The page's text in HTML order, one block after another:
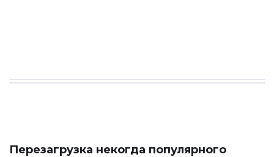
Перезагрузка некогда популярного